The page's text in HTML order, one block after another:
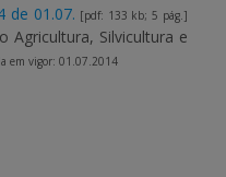
de 01.07. [pdf: 133 kb; 5 pág.]
Agricultura, Silvicultura e
em vigor: 01.07.2014